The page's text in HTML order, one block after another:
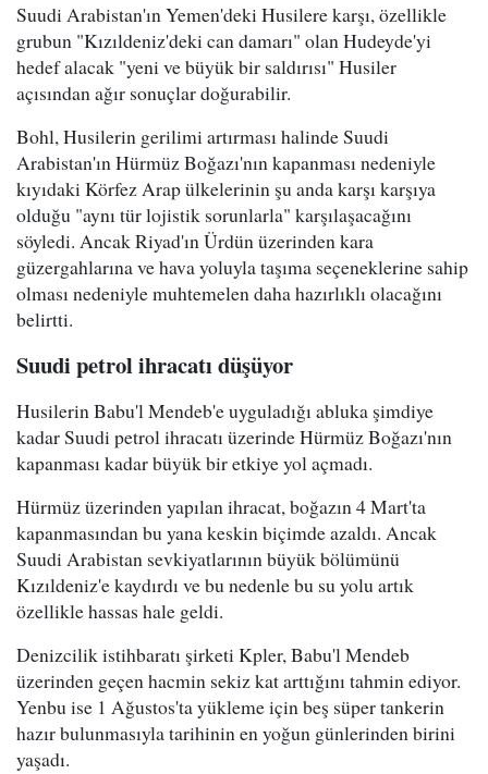
Suudi Arabistan'ın Yemen'deki Husilere karşı, özellikle
grubun "Kızıldeniz'deki can damarı" olan Hudeyde'yi
hedef alacak "yeni ve büyük bir saldırısı" Husiler
açısından ağır sonuçlar doğurabilir.
Bohl, Husilerin gerilimi artırması halinde Suudi
Arabistan'ın Hürmüz Boğazı'nın kapanması nedeniyle
kıyıdaki Körfez Arap ülkelerinin şu anda karşı karşıya
olduğu "aynı tür lojistik sorunlarla" karşılaşacağını
söyledi. Ancak Riyad'ın Ürdün üzerinden kara
güzergahlarına ve hava yoluyla taşıma seçeneklerine sahip
olması nedeniyle muhtemelen daha hazırlıklı olacağını
belirtti.
Suudi petrol ihracatı düşüyor
Husilerin Babu'l Mendeb'e uyguladığı abluka şimdiye
kadar Suudi petrol ihracatı üzerinde Hürmüz Boğazı'nın
kapanması kadar büyük bir etkiye yol açmadı.
Hürmüz üzerinden yapılan ihracat, boğazın 4 Mart'ta
kapanmasından bu yana keskin biçimde azaldı. Ancak
Suudi Arabistan sevkiyatlarının büyük bölümünü
Kızıldeniz'e kaydırdı ve bu nedenle bu su yolu artık
özellikle hassas hale geldi.
Denizcilik istihbaratı şirketi Kpler, Babu'l Mendeb
üzerinden geçen hacmin sekiz kat arttığını tahmin ediyor.
Yenbu ise 1 Ağustos'ta yükleme için beş süper tankerin
hazır bulunmasıyla tarihinin en yoğun günlerinden birini
yaşadı.